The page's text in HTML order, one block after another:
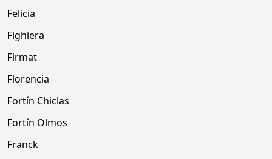
Felicia
Fighiera
Firmat
Florencia
Fortín Chiclas
Fortín Olmos
Franck